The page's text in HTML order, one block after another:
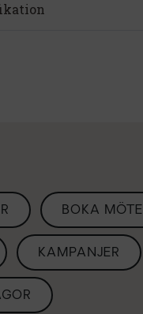
BOKA MÖTE
KAMPANJER